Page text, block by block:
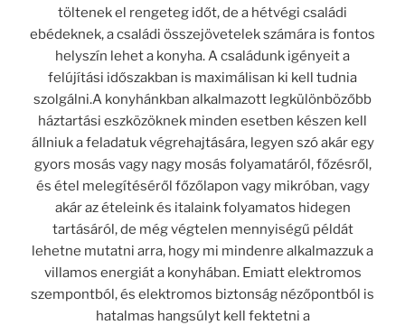
töltenek el rengeteg időt, de a hétvégi családi
ebédeknek, a családi összejövetelek számára is fontos
helyszín lehet a konyha. A családunk igényeit a
felújítási időszakban is maximálisan ki kell tudnia
szolgálni.A konyhánkban alkalmazott legkülönbözőbb
háztartási eszközöknek minden esetben készen kell
állniuk a feladatuk végrehajtására, legyen szó akár egy
gyors mosás vagy nagy mosás folyamatáról, főzésről,
és étel melegítéséről főzőlapon vagy mikróban, vagy
akár az ételeink és italaink folyamatos hidegen
tartásáról, de még végtelen mennyiségű példát
lehetne mutatni arra, hogy mi mindenre alkalmazzuk a
villamos energiát a konyhában. Emiatt elektromos
szempontból, és elektromos biztonság nézőpontból is
hatalmas hangsúlyt kell fektetni a